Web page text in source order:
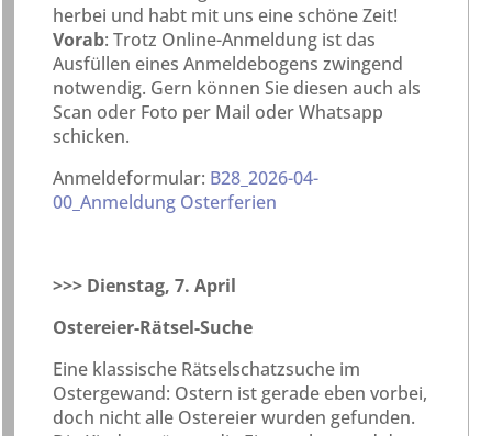
herbei und habt mit uns eine schöne Zeit!
Vorab: Trotz Online-Anmeldung ist das
Ausfüllen eines Anmeldebogens zwingend
notwendig. Gern können Sie diesen auch als
Scan oder Foto per Mail oder Whatsapp
schicken.
Anmeldeformular: B28_2026-04-
00_Anmeldung Osterferien
>>> Dienstag, 7. April
Ostereier-Rätsel-Suche
Eine klassische Rätselschatzsuche im
Ostergewand: Ostern ist gerade eben vorbei,
doch nicht alle Ostereier wurden gefunden.